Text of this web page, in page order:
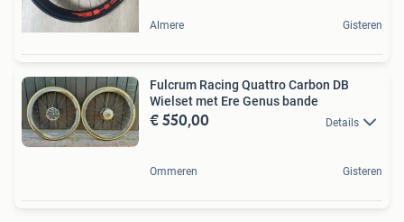
Almere Gisteren
Fulcrum Racing Quattro Carbon DB
Wielset met Ere Genus bande
€ 550,00 Details
Ommeren Gisteren